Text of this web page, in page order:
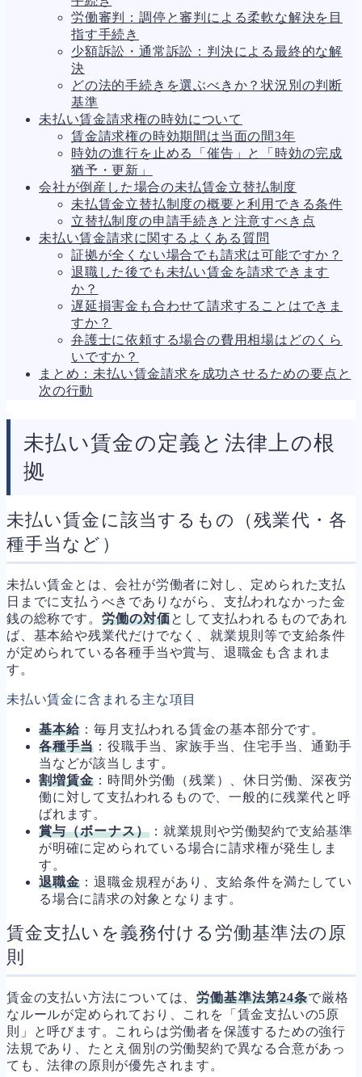
労災・ハラスメント
解雇・退職133
事業運営374
品質・リコール49
情報漏洩・サイバー
事業再編69
664
私的整理142
法的整理449
債権者対応19
換価・競売54
労働審判：調停と審判による柔軟な解決を目
指す手続き
少額訴訟・通常訴訟：判決による最終的な解
決
どの法的手続きを選ぶべきか？状況別の判断
基準
未払い賃金請求権の時効について
賃金請求権の時効期間は当面の間3年
時効の進行を止める「催告」と「時効の完成
猶予・更新」
会社が倒産した場合の未払賃金立替払制度
未払賃金立替払制度の概要と利用できる条件
立替払制度の申請手続きと注意すべき点
未払い賃金請求に関するよくある質問
証拠が全くない場合でも請求は可能ですか？
退職した後でも未払い賃金を請求できます
か？
遅延損害金も合わせて請求することはできま
すか？
弁護士に依頼する場合の費用相場はどのくら
いですか？
まとめ：未払い賃金請求を成功させるための要点と
次の行動
未払い賃金の定義と法律上の根
拠
未払い賃金に該当するもの（残業代・各
種手当など）
未払い賃金とは、会社が労働者に対し、定められた支払
日までに支払うべきでありながら、支払われなかった金
銭の総称です。 労働の対価として支払われるものであれ
ば、基本給や残業代だけでなく、就業規則等で支給条件
が定められている各種手当や賞与、退職金も含まれま
す。
未払い賃金に含まれる主な項目
基本給 ：毎月支払われる賃金の基本部分です。
各種手当 ：役職手当、家族手当、住宅手当、通勤手
当などが該当します。
割増賃金 ：時間外労働（残業）、休日労働、深夜労
働に対して支払われるもので、一般的に残業代と呼
ばれます。
賞与（ボーナス）：就業規則や労働契約で支給基準
が明確に定められている場合に請求権が発生しま
す。
退職金 ：退職金規程があり、支給条件を満たしてい
る場合に請求の対象となります。
賃金支払いを義務付ける労働基準法の原
則
賃金の支払い方法については、労働基準法第24条で厳格
なルールが定められており、これを「賃金支払いの5原
則」と呼びます。これらは労働者を保護するための強行
法規であり、たとえ個別の労働契約で異なる合意があっ
ても、法律の原則が優先されます。